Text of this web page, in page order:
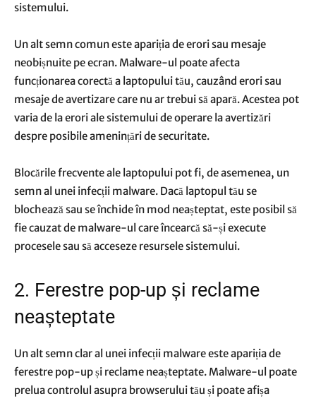
sistemului.
Un alt semn comun este apariția de erori sau mesaje
neobișnuite pe ecran. Malware-ul poate afecta
funcționarea corectă a laptopului tău, cauzând erori sau
mesaje de avertizare care nu ar trebui să apară. Acestea pot
varia de la erori ale sistemului de operare la avertizări
despre posibile amenințări de securitate.
Blocările frecvente ale laptopului pot fi, de asemenea, un
semn al unei infecții malware. Dacă laptopul tău se
blochează sau se închide în mod neașteptat, este posibil să
fie cauzat de malware-ul care încearcă să-și execute
procesele sau să acceseze resursele sistemului.
2. Ferestre pop-up și reclame
neașteptate
Un alt semn clar al unei infecții malware este apariția de
ferestre pop-up și reclame neașteptate. Malware-ul poate
prelua controlul asupra browserului tău și poate afișa